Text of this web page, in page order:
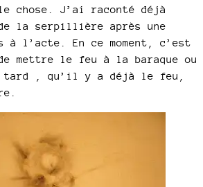
J’ai raconté déjà
la serpillière après une
à l’acte. En ce moment, c’est
mettre le feu à la baraque ou
tard , qu’il y a déjà le feu,